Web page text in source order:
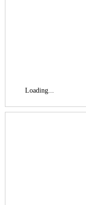
Loading...